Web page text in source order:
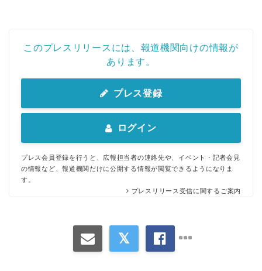
このプレスリリースには、報道機関向けの情報が
あります。
プレス登録
ログイン
プレス会員登録を行うと、広報担当者の連絡先や、イベント・記者会見
の情報など、報道機関だけに公開する情報が閲覧できるようになりま
す。
プレスリリース受信に関するご案内